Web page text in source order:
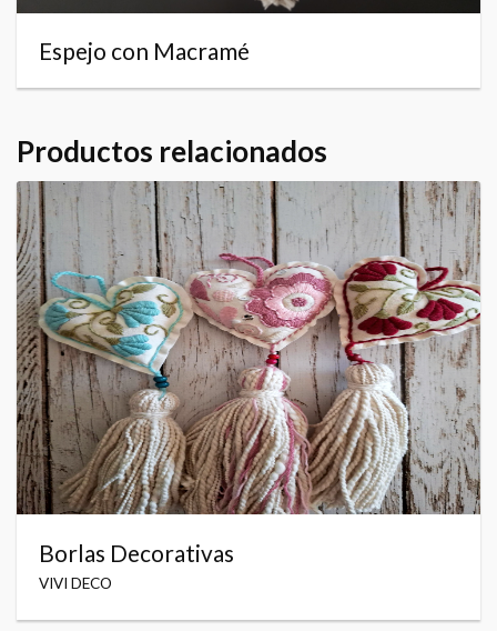
Espejo con Macramé
Productos relacionados
Borlas Decorativas
VIVI DECO